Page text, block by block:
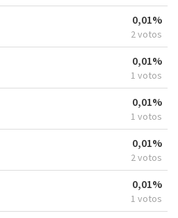
0,01%
2 votos
0,01%
1 votos
0,01%
1 votos
0,01%
2 votos
0,01%
1 votos